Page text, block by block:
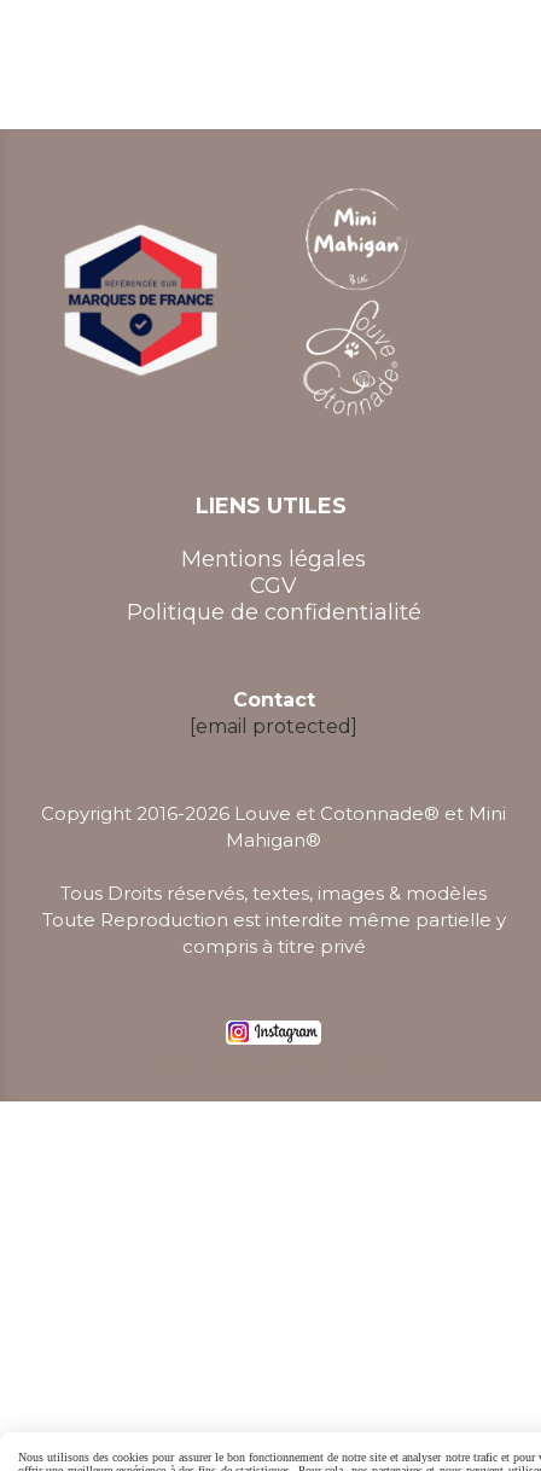
LIENS UTILES
Mentions légales
CGV
Politique de confidentialité
Contact
[email protected]
Copyright 2016-2026 Louve et Cotonnade® et Mini
Mahigan®
Tous Droits réservés, textes, images & modèles
Toute Reproduction est interdite même partielle y
compris à titre privé
Nous utilisons des cookies pour assurer le bon fonctionnement de notre site et analyser notre trafic et pour